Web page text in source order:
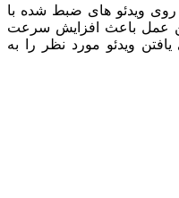
روی ویدئو های ضبط شده با
این عمل باعث افزایش سرعت
ویدئو مورد نظر را به